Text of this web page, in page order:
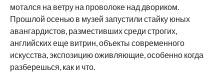
мотался на ветру на проволоке над двориком.
Прошлой осенью в музей запустили стайку юных
авангардистов, разместивших среди строгих,
английских еще витрин, объекты современного
искусства, экспозицию оживляющие, особенно когда
разберешься, как и что.